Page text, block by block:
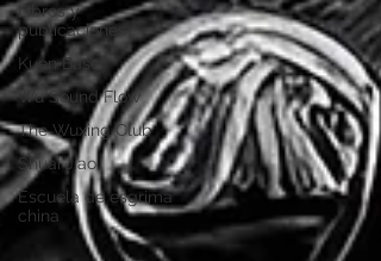
Libros y
publicaciones
Kuen Base
Wu Sound Flow
The Wuxing Club
Shuai Jiao
Escuela de esgrima
china